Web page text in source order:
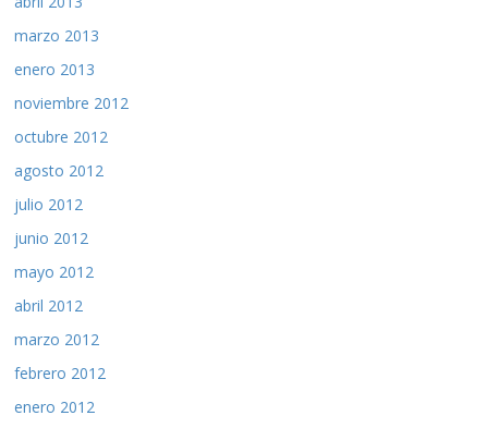
marzo 2013
enero 2013
noviembre 2012
octubre 2012
agosto 2012
julio 2012
junio 2012
mayo 2012
abril 2012
marzo 2012
febrero 2012
enero 2012